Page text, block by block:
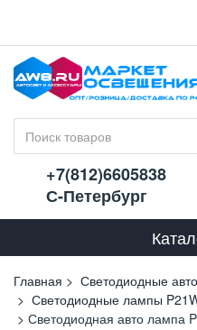
+7(812)6605838
С-Петербург
Главная
Светодиодные
Светодиодные лампы
Светодиодная авто лампа